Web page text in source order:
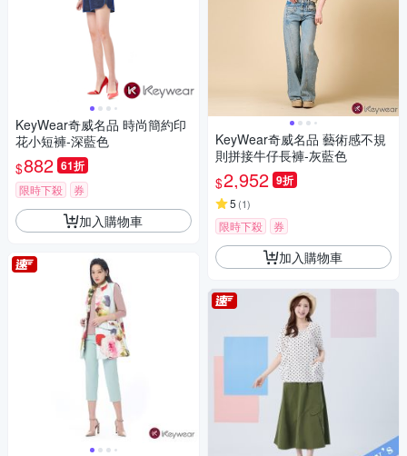
KeyWear奇威名品 時尚簡約印
花小短褲-深藍色
$882 61折
限時下殺 券
加入購物車
KeyWear奇威名品 藝術感不規
則拼接牛仔長褲-灰藍色
$2,952 9折
5 (1)
限時下殺 券
加入購物車